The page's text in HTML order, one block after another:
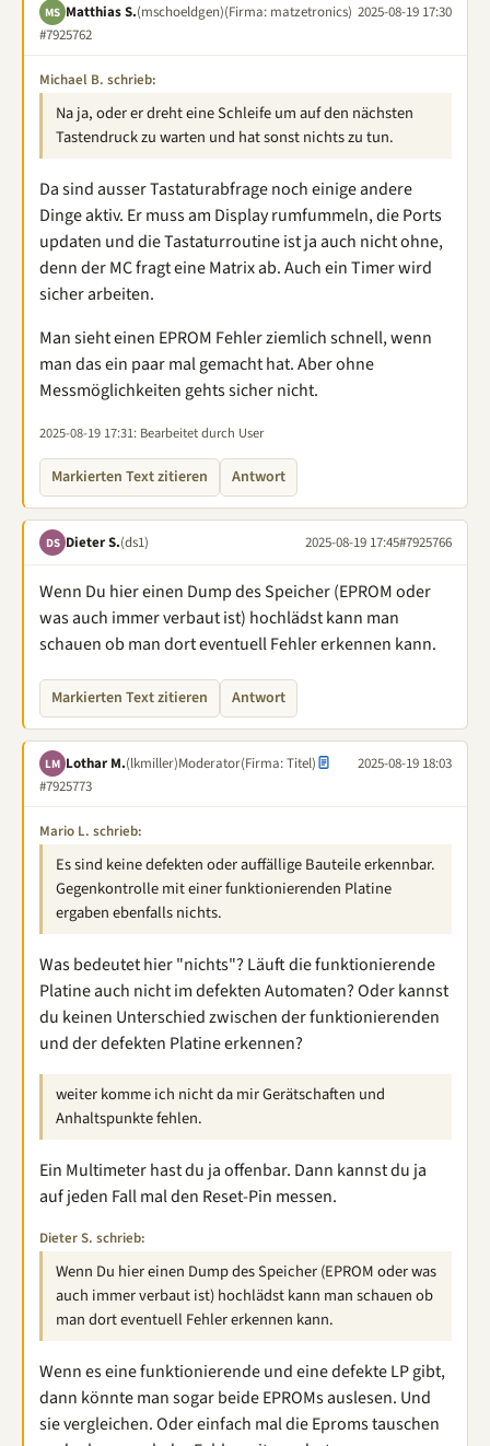
MS Matthias S.(mschoeldgen)(Firma: matzetronics) 2025-08-19 17:30
#7925762
Michael B. schrieb:
Na ja, oder er dreht eine Schleife um auf den nächsten
Tastendruck zu warten und hat sonst nichts zu tun.
Da sind ausser Tastaturabfrage noch einige andere
Dinge aktiv. Er muss am Display rumfummeln, die Ports
updaten und die Tastaturroutine ist ja auch nicht ohne,
denn der MC fragt eine Matrix ab. Auch ein Timer wird
sicher arbeiten.
Man sieht einen EPROM Fehler ziemlich schnell, wenn
man das ein paar mal gemacht hat. Aber ohne
Messmöglichkeiten gehts sicher nicht.
2025-08-19 17:31: Bearbeitet durch User
Markierten Text zitieren Antwort
DS Dieter S.(ds1) 2025-08-19 17:45#7925766
Wenn Du hier einen Dump des Speicher (EPROM oder
was auch immer verbaut ist) hochlädst kann man
schauen ob man dort eventuell Fehler erkennen kann.
Markierten Text zitieren Antwort
LM Lothar M.(lkmiller)Moderator(Firma: Titel)
2025-08-19 18:03
#7925773
Mario L. schrieb:
Es sind keine defekten oder auffällige Bauteile erkennbar.
Gegenkontrolle mit einer funktionierenden Platine
ergaben ebenfalls nichts.
Was bedeutet hier "nichts"? Läuft die funktionierende
Platine auch nicht im defekten Automaten? Oder kannst
du keinen Unterschied zwischen der funktionierenden
und der defekten Platine erkennen?
weiter komme ich nicht da mir Gerätschaften und
Anhaltspunkte fehlen.
Ein Multimeter hast du ja offenbar. Dann kannst du ja
auf jeden Fall mal den Reset-Pin messen.
Dieter S. schrieb:
Wenn Du hier einen Dump des Speicher (EPROM oder was
auch immer verbaut ist) hochlädst kann man schauen ob
man dort eventuell Fehler erkennen kann.
Wenn es eine funktionierende und eine defekte LP gibt,
dann könnte man sogar beide EPROMs auslesen. Und
sie vergleichen. Oder einfach mal die Eproms tauschen